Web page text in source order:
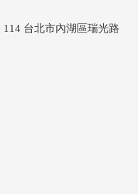
台北市內湖區瑞光路